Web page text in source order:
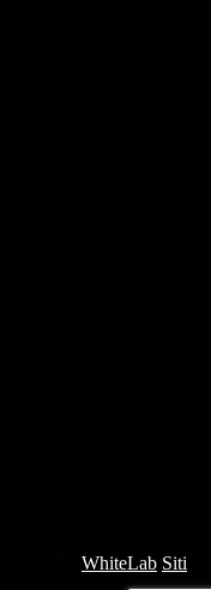
WhiteLab Siti